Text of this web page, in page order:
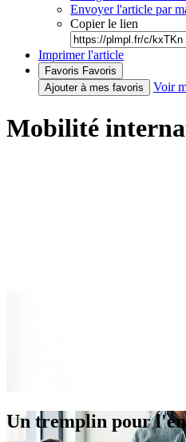
Envoyer l'article par
Copier le lien
Imprimer l'article
Favoris Favoris
Ajouter à mes favoris
Voir
Mobilité
Un tremplin pour